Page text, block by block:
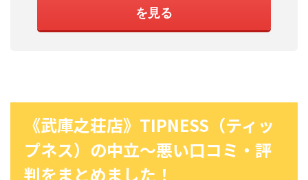
を見る
《武庫之荘店》TIPNESS（ティッ
プネス）の中立〜悪い口コミ・評
判をまとめました！